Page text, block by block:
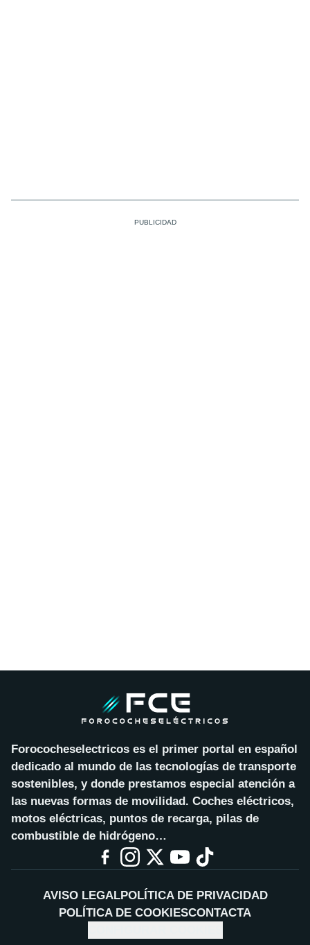
Forococheselectricos es el primer portal en español
dedicado al mundo de las tecnologías de transporte
sostenibles, y donde prestamos especial atención a
las nuevas formas de movilidad. Coches eléctricos,
motos eléctricas, puntos de recarga, pilas de
combustible de hidrógeno…
AVISO LEGALPOLÍTICA DE PRIVACIDAD
POLÍTICA DE COOKIESCONTACTA